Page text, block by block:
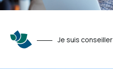
Je suis conseiller